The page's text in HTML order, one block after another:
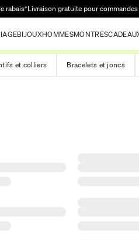
Passer au
rabais†Livraison gratuite pour commandes
BIJOUXHOMMESMONTRES
et colliers Bracelets et joncs